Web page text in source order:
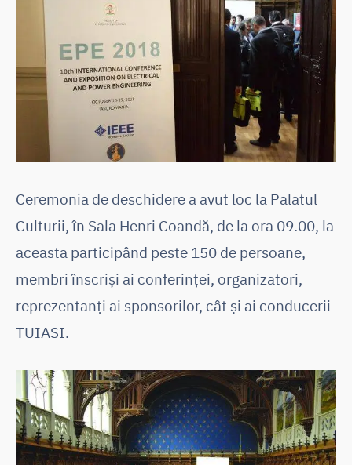
Ceremonia de deschidere a avut loc la Palatul
Culturii, în Sala Henri Coandă, de la ora 09.00, la
aceasta participând peste 150 de persoane,
membri înscriși ai conferinței, organizatori,
reprezentanți ai sponsorilor, cât și ai conducerii
TUIASI.